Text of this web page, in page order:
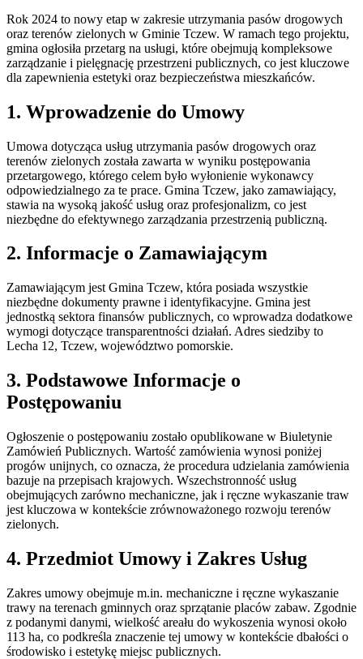
Rok 2024 to nowy etap w zakresie utrzymania pasów drogowych
oraz terenów zielonych w Gminie Tczew. W ramach tego projektu,
gmina ogłosiła przetarg na usługi, które obejmują kompleksowe
zarządzanie i pielęgnację przestrzeni publicznych, co jest kluczowe
dla zapewnienia estetyki oraz bezpieczeństwa mieszkańców.
1. Wprowadzenie do Umowy
Umowa dotycząca usług utrzymania pasów drogowych oraz
terenów zielonych została zawarta w wyniku postępowania
przetargowego, którego celem było wyłonienie wykonawcy
odpowiedzialnego za te prace. Gmina Tczew, jako zamawiający,
stawia na wysoką jakość usług oraz profesjonalizm, co jest
niezbędne do efektywnego zarządzania przestrzenią publiczną.
2. Informacje o Zamawiającym
Zamawiającym jest Gmina Tczew, która posiada wszystkie
niezbędne dokumenty prawne i identyfikacyjne. Gmina jest
jednostką sektora finansów publicznych, co wprowadza dodatkowe
wymogi dotyczące transparentności działań. Adres siedziby to
Lecha 12, Tczew, województwo pomorskie.
3. Podstawowe Informacje o
Postępowaniu
Ogłoszenie o postępowaniu zostało opublikowane w Biuletynie
Zamówień Publicznych. Wartość zamówienia wynosi poniżej
progów unijnych, co oznacza, że procedura udzielania zamówienia
bazuje na przepisach krajowych. Wszechstronność usług
obejmujących zarówno mechaniczne, jak i ręczne wykaszanie traw
jest kluczowa w kontekście zrównoważonego rozwoju terenów
zielonych.
4. Przedmiot Umowy i Zakres Usług
Zakres umowy obejmuje m.in. mechaniczne i ręczne wykaszanie
trawy na terenach gminnych oraz sprzątanie placów zabaw. Zgodnie
z podanymi danymi, wielkość areału do wykoszenia wynosi około
113 ha, co podkreśla znaczenie tej umowy w kontekście dbałości o
środowisko i estetykę miejsc publicznych.